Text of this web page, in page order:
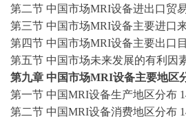
第二节 中国市场MRI设备进出口贸
第三节 中国市场MRI设备主要进口
第四节 中国市场MRI设备主要出口
第五节 中国市场未来发展的有利因
第九章 中国市场MRI设备主要地区
第一节 中国MRI设备生产地区分布
第二节 中国MRI设备消费地区分布